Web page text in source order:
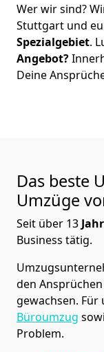
Wer wir sind?
Stuttgart und
Spezialgebiet.
Angebot?
Deine
Das beste
Umzüge
Seit über 13
Business tätig.
den
gewachsen. Für
Büroumzug
Problem.